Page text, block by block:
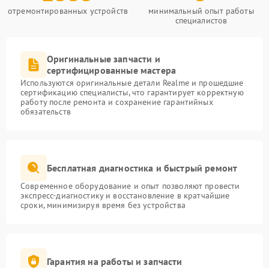
отремонтированных устройств
минимальный опыт работы
специалистов
Оригинальные запчасти и
сертифицированные мастера
Используются оригинальные детали Realme и прошедшие
сертификацию специалисты, что гарантирует корректную
работу после ремонта и сохранение гарантийных
обязательств
Бесплатная диагностика и быстрый ремонт
Современное оборудование и опыт позволяют провести
экспресс-диагностику и восстановление в кратчайшие
сроки, минимизируя время без устройства
Гарантия на работы и запчасти